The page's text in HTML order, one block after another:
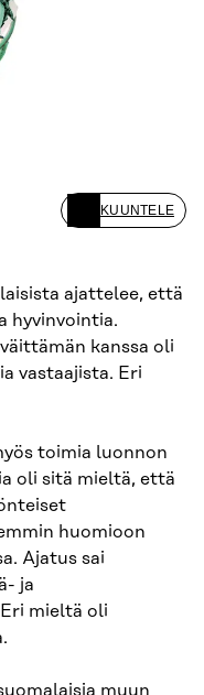
KUUNTELE
ajattelee, että
hyvinvointia.
väittämän kanssa oli
vastaajista. Eri
toimia luonnon
oli sitä mieltä, että
huomioon
Ajatus sai
ja
mieltä oli
muun